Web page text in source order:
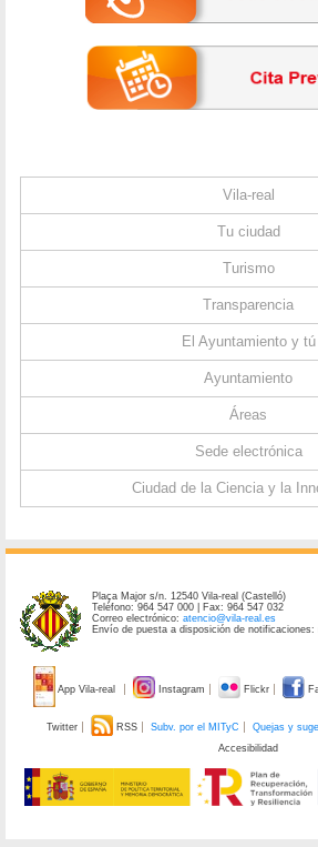
Vila-real
Tu ciudad
Turismo
Transparencia
El Ayuntamiento y tú
Ayuntamiento
Áreas
Sede electrónica
Ciudad de la Ciencia y la
Plaça Major s/n. 12540 Vila-real (Castelló)
Teléfono: 964 547 000 | Fax: 964 547 032
Correo electrónico:atencio@vila-real.es
Envío de puesta a disposición de
App Vila-real Instagram Flickr
Twitter RSS Subv. por el MITyC Quejas y
Accesibilidad